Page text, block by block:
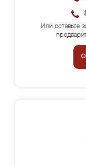
Или оставьте